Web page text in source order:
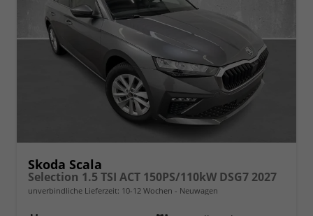
Skoda Scala
Selection 1.5 TSI ACT 150PS/110kW DSG7 2027
unverbindliche Lieferzeit: 10-12 Wochen Neuwagen